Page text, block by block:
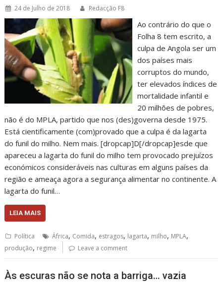
24 de Julho de 2018 Redacção F8
Ao contrário do que o
Folha 8 tem escrito, a
culpa de Angola ser um
dos países mais
corruptos do mundo,
ter elevados índices de
mortalidade infantil e
20 milhões de pobres,
não é do MPLA, partido que nos (des)governa desde 1975.
Está cientificamente (com)provado que a culpa é da lagarta
do funil do milho. Nem mais. [dropcap]D[/dropcap]esde que
apareceu a lagarta do funil do milho tem provocado prejuízos
económicos consideráveis nas culturas em alguns países da
região e ameaça agora a segurança alimentar no continente. A
lagarta do funil…
LEIA MAIS
Política África, Comida, estragos, lagarta, milho, MPLA,
produção, regime Leave a comment
Às escuras não se nota a barriga… vazia